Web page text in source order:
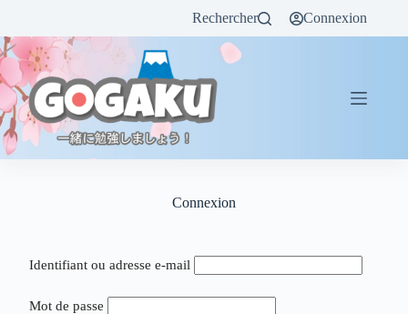
Rechercher Connexion
Connexion
Identifiant ou adresse e-mail
Mot de passe